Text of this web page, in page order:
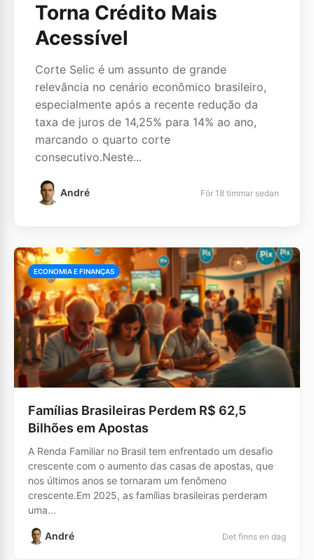
Torna Crédito Mais
Acessível
Corte Selic é um assunto de grande
relevância no cenário econômico brasileiro,
especialmente após a recente redução da
taxa de juros de 14,25% para 14% ao ano,
marcando o quarto corte
consecutivo.Neste...
André För 18 timmar sedan
ECONOMIA E FINANÇAS
Famílias Brasileiras Perdem R$ 62,5
Bilhões em Apostas
A Renda Familiar no Brasil tem enfrentado um desafio
crescente com o aumento das casas de apostas, que
nos últimos anos se tornaram um fenômeno
crescente.Em 2025, as famílias brasileiras perderam
uma...
André Det finns en dag